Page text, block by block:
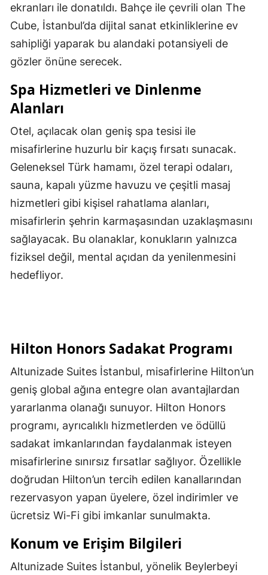
ekranları ile donatıldı. Bahçe ile çevrili olan The
Cube, İstanbul’da dijital sanat etkinliklerine ev
sahipliği yaparak bu alandaki potansiyeli de
gözler önüne serecek.
Spa Hizmetleri ve Dinlenme
Alanları
Otel, açılacak olan geniş spa tesisi ile
misafirlerine huzurlu bir kaçış fırsatı sunacak.
Geleneksel Türk hamamı, özel terapi odaları,
sauna, kapalı yüzme havuzu ve çeşitli masaj
hizmetleri gibi kişisel rahatlama alanları,
misafirlerin şehrin karmaşasından uzaklaşmasını
sağlayacak. Bu olanaklar, konukların yalnızca
fiziksel değil, mental açıdan da yenilenmesini
hedefliyor.
Hilton Honors Sadakat Programı
Altunizade Suites İstanbul, misafirlerine Hilton’un
geniş global ağına entegre olan avantajlardan
yararlanma olanağı sunuyor. Hilton Honors
programı, ayrıcalıklı hizmetlerden ve ödüllü
sadakat imkanlarından faydalanmak isteyen
misafirlerine sınırsız fırsatlar sağlıyor. Özellikle
doğrudan Hilton’un tercih edilen kanallarından
rezervasyon yapan üyelere, özel indirimler ve
ücretsiz Wi-Fi gibi imkanlar sunulmakta.
Konum ve Erişim Bilgileri
Altunizade Suites İstanbul, yönelik Beylerbeyi